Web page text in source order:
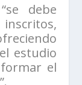
debe
estudio
el